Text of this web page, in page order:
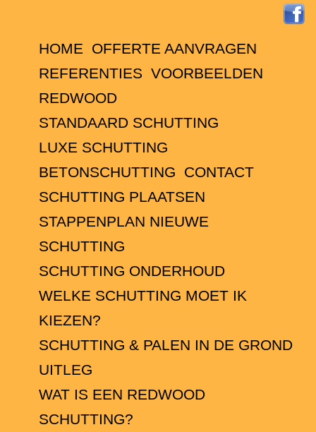
HOME
OFFERTE AANVRAGEN
REFERENTIES VOORBEELDEN
REDWOOD
STANDAARD SCHUTTING
LUXE SCHUTTING
BETONSCHUTTING
CONTACT
SCHUTTING PLAATSEN
STAPPENPLAN NIEUWE
SCHUTTING
SCHUTTING ONDERHOUD
WELKE SCHUTTING MOET IK
KIEZEN?
SCHUTTING & PALEN IN DE GROND
UITLEG
WAT IS EEN REDWOOD
SCHUTTING?